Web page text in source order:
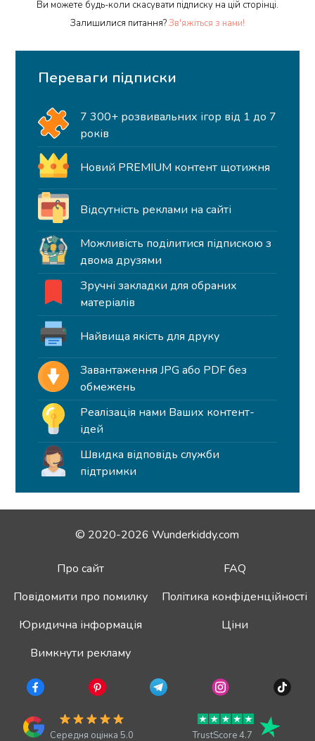
Ви можете будь-коли скасувати підписку на цій сторінці.
Залишилися питання?Зв'яжіться з нами!
Переваги підписки
7 300+ розвивальних ігор від 1 до 7
років
Новий PREMIUM контент щотижня
Відсутність реклами на сайті
Можливість поділитися підпискою з
двома друзями
Зручні закладки для обраних
матеріалів
Найвища якість для друку
Завантаження JPG або PDF без
обмежень
Реалізація нами Ваших контент-
ідей
Швидка відповідь служби
підтримки
© 2020-2026 Wunderkiddy.com
Про сайт
FAQ
Повідомити про помилку
Політика конфіденційності
Юридична інформація
Ціни
Вимкнути рекламу
Середня оцінка 5.0 TrustScore 4.7